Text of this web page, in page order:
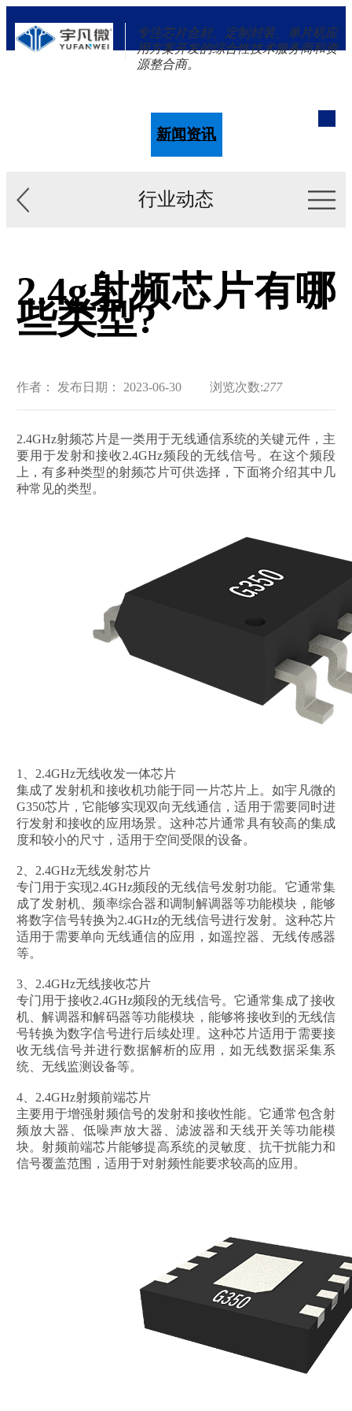
专注芯片合封、定制封装、单片机应
用方案开发的综合性技术服务商和资
源整合商。
新闻资讯
行业动态
2.4g射频芯片有哪
些类型?
作者： 发布日期： 2023-06-30 浏览次数:277
2.4GHz射频芯片是一类用于无线通信系统的关键元件，主
要用于发射和接收2.4GHz频段的无线信号。在这个频段
上，有多种类型的射频芯片可供选择，下面将介绍其中几
种常见的类型。
1、2.4GHz无线收发一体芯片
集成了发射机和接收机功能于同一片芯片上。如宇凡微的
G350芯片，它能够实现双向无线通信，适用于需要同时进
行发射和接收的应用场景。这种芯片通常具有较高的集成
度和较小的尺寸，适用于空间受限的设备。
2、2.4GHz无线发射芯片
专门用于实现2.4GHz频段的无线信号发射功能。它通常集
成了发射机、频率综合器和调制解调器等功能模块，能够
将数字信号转换为2.4GHz的无线信号进行发射。这种芯片
适用于需要单向无线通信的应用，如遥控器、无线传感器
等。
3、2.4GHz无线接收芯片
专门用于接收2.4GHz频段的无线信号。它通常集成了接收
机、解调器和解码器等功能模块，能够将接收到的无线信
号转换为数字信号进行后续处理。这种芯片适用于需要接
收无线信号并进行数据解析的应用，如无线数据采集系
统、无线监测设备等。
4、2.4GHz射频前端芯片
主要用于增强射频信号的发射和接收性能。它通常包含射
频放大器、低噪声放大器、滤波器和天线开关等功能模
块。射频前端芯片能够提高系统的灵敏度、抗干扰能力和
信号覆盖范围，适用于对射频性能要求较高的应用。